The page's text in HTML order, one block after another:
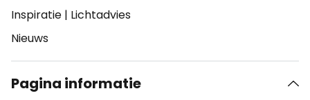
Inspiratie | Lichtadvies
Nieuws
Pagina informatie